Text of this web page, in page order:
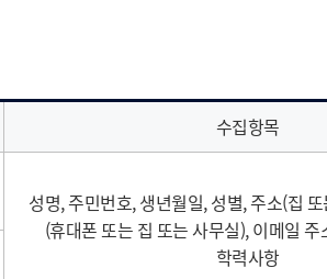
수집항목
성명, 주민번호, 생년월일, 성별, 주소(집
(휴대폰 또는 집 또는 사무실), 이메일
학력사항